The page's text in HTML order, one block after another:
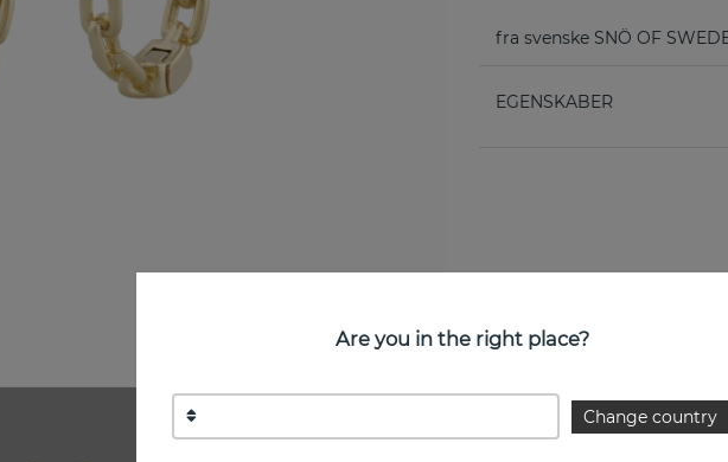
fra svenske SNÖ OF
EGENSKABER
Are you in the right place?
Change country